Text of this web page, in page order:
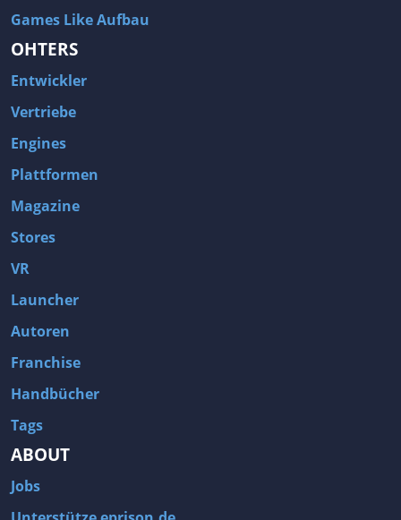
Games Like Aufbau
OHTERS
Entwickler
Vertriebe
Engines
Plattformen
Magazine
Stores
VR
Launcher
Autoren
Franchise
Handbücher
Tags
ABOUT
Jobs